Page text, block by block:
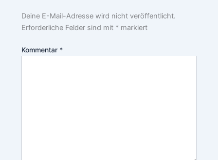
Deine E-Mail-Adresse wird nicht veröffentlicht.
Erforderliche Felder sind mit * markiert
Kommentar *